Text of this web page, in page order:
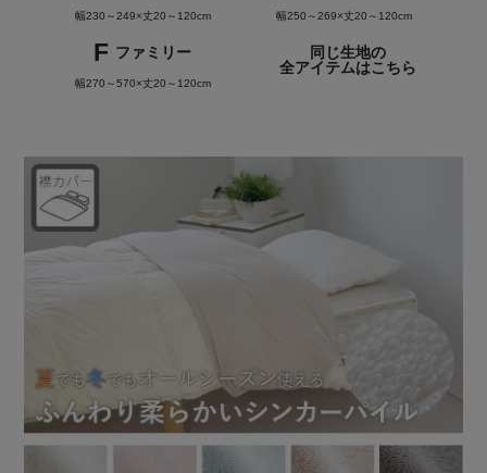
幅230～249×丈20～120cm 幅250～269×丈20～120cm
F ファミリー
幅270～570×丈20～120cm
同じ生地の
全アイテムはこちら